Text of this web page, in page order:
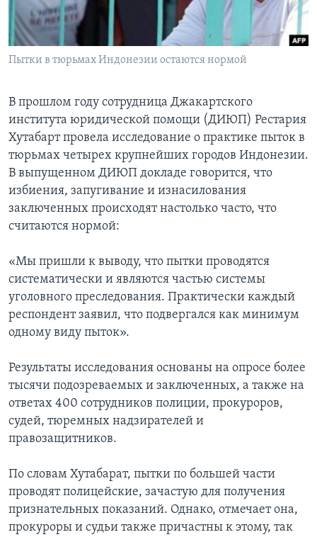
Learning English
СОЦИАЛЬНЫЕ СЕТИ
Языки
Пытки в тюрьмах Индонезии остаются нормой
В прошлом году сотрудница Джакартского
института юридической помощи (ДИЮП) Рестария
Хутабарт провела исследование о практике пыток в
тюрьмах четырех крупнейших городов Индонезии.
В выпущенном ДИЮП докладе говорится, что
избиения, запугивание и изнасилования
заключенных происходят настолько часто, что
считаются нормой:
«Мы пришли к выводу, что пытки проводятся
систематически и являются частью системы
уголовного преследования. Практически каждый
респондент заявил, что подвергался как минимум
одному виду пыток».
Результаты исследования основаны на опросе более
тысячи подозреваемых и заключенных, а также на
ответах 400 сотрудников полиции, прокуроров,
судей, тюремных надзирателей и
правозащитников.
По словам Хутабарат, пытки по большей части
проводят полицейские, зачастую для получения
признательных показаний. Однако, отмечает она,
прокуроры и судьи также причастны к этому, так